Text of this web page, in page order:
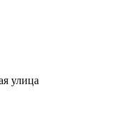
улица